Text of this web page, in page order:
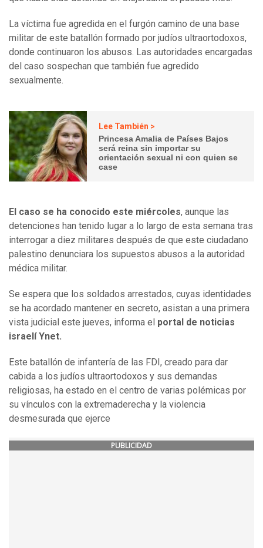
La víctima fue agredida en el furgón camino de una base
militar de este batallón formado por judíos ultraortodoxos,
donde continuaron los abusos. Las autoridades encargadas
del caso sospechan que también fue agredido
sexualmente.
Lee También >
Princesa Amalia de Países Bajos
será reina sin importar su
orientación sexual ni con quien se
case
El caso se ha conocido este miércoles, aunque las
detenciones han tenido lugar a lo largo de esta semana tras
interrogar a diez militares después de que este ciudadano
palestino denunciara los supuestos abusos a la autoridad
médica militar.
Se espera que los soldados arrestados, cuyas identidades
se ha acordado mantener en secreto, asistan a una primera
vista judicial este jueves, informa el portal de noticias
israelí Ynet.
Este batallón de infantería de las FDI, creado para dar
cabida a los judíos ultraortodoxos y sus demandas
religiosas, ha estado en el centro de varias polémicas por
su vínculos con la extremaderecha y la violencia
desmesurada que ejerce
PUBLICIDAD